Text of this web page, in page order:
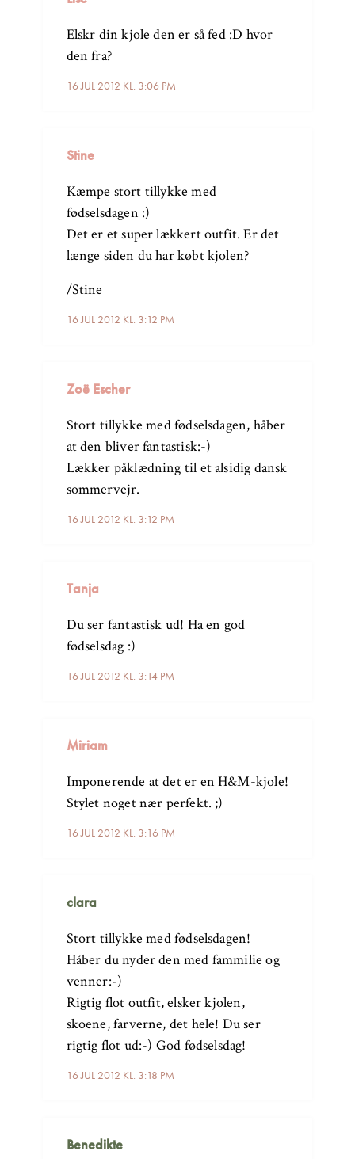
16 JUL 2012 KL. 3:06 PM
Elskr din kjole den er så fed :D hvor
den fra?
Stine
16 JUL 2012 KL. 3:12 PM
Kæmpe stort tillykke med
fødselsdagen :)
Det er et super lækkert outfit. Er det
længe siden du har købt kjolen?
/Stine
Zoë Escher
16 JUL 2012 KL. 3:12 PM
Stort tillykke med fødselsdagen, håber
at den bliver fantastisk:-)
Lækker påklædning til et alsidig dansk
sommervejr.
Tanja
16 JUL 2012 KL. 3:14 PM
Du ser fantastisk ud! Ha en god
fødselsdag :)
Miriam
16 JUL 2012 KL. 3:16 PM
Imponerende at det er en H&M-kjole!
Stylet noget nær perfekt. ;)
clara
16 JUL 2012 KL. 3:18 PM
Stort tillykke med fødselsdagen!
Håber du nyder den med fammilie og
venner:-)
Rigtig flot outfit, elsker kjolen,
skoene, farverne, det hele! Du ser
rigtig flot ud:-) God fødselsdag!
Benedikte